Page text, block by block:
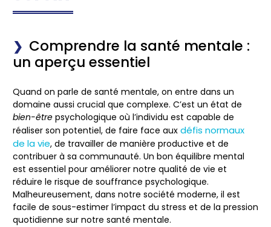
Comprendre la santé mentale :
un aperçu essentiel
Quand on parle de santé mentale, on entre dans un
domaine aussi crucial que complexe. C’est un état de
bien-être psychologique où l’individu est capable de
réaliser son potentiel, de faire face aux défis normaux
de la vie, de travailler de manière productive et de
contribuer à sa communauté. Un bon équilibre mental
est essentiel pour améliorer notre qualité de vie et
réduire le risque de souffrance psychologique.
Malheureusement, dans notre société moderne, il est
facile de sous-estimer l’impact du stress et de la pression
quotidienne sur notre santé mentale.